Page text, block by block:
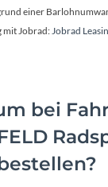
Rahmentyp
Diamant
2026
Hinterrad Nabe
einer
mit Jobrad:Jobrad
bei